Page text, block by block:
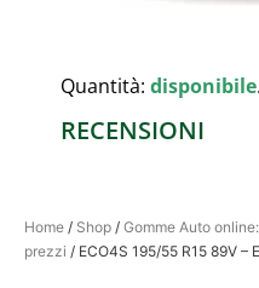
Home / Shop / Gomme Auto
prezzi / ECO4S 195/55 R15 89V –
Quantità: disponibile.
RECENSIONI